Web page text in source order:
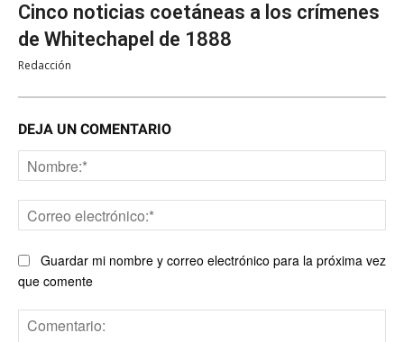
Cinco noticias coetáneas a los crímenes
de Whitechapel de 1888
Redacción
DEJA UN COMENTARIO
Guardar mi nombre y correo electrónico para la próxima vez
que comente